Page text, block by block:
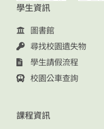
學生資訊
圖書館
尋找校園遺失物
學生請假流程
校園公車查詢
課程資訊